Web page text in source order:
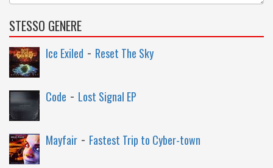
STESSO GENERE
Ice Exiled - Reset The Sky
Code - Lost Signal EP
Mayfair - Fastest Trip to Cyber-town